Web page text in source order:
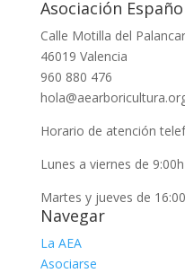
Asociación
Calle Motilla del
46019 Valencia
960 880 476
Horario de atención
Lunes a viernes de
Martes y jueves de
Navegar
La AEA
Asociarse